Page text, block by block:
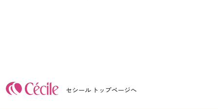
セシール トップページへ